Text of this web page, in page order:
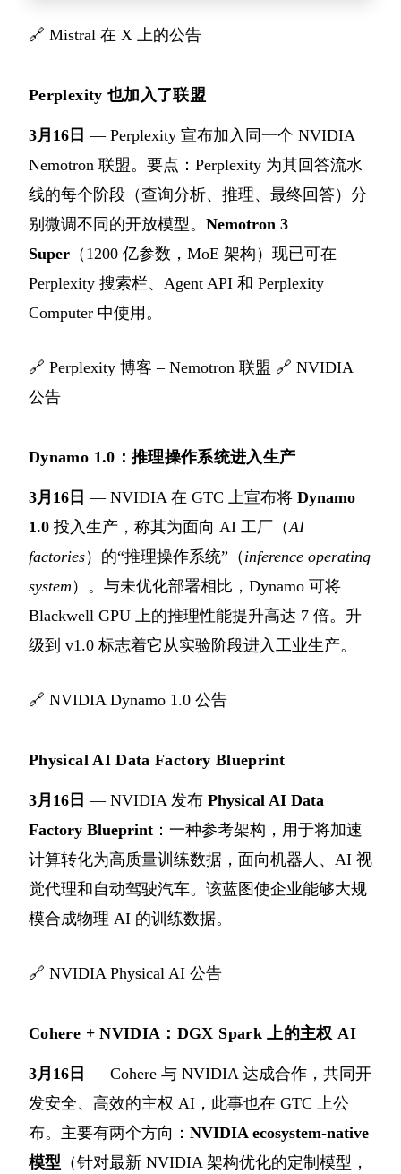
🔗 Mistral 在 X 上的公告
Perplexity 也加入了联盟
3月16日 — Perplexity 宣布加入同一个 NVIDIA
Nemotron 联盟。要点：Perplexity 为其回答流水
线的每个阶段（查询分析、推理、最终回答）分
别微调不同的开放模型。 Nemotron 3
Super （1200 亿参数，MoE 架构）现已可在
Perplexity 搜索栏、Agent API 和 Perplexity
Computer 中使用。
🔗 Perplexity 博客 – Nemotron 联盟 🔗 NVIDIA
公告
Dynamo 1.0：推理操作系统进入生产
3月16日 — NVIDIA 在 GTC 上宣布将 Dynamo
1.0 投入生产，称其为面向 AI 工厂（AI
factories）的“推理操作系统”（ inference operating
system ）。与未优化部署相比，Dynamo 可将
Blackwell GPU 上的推理性能提升高达 7 倍。升
级到 v1.0 标志着它从实验阶段进入工业生产。
🔗 NVIDIA Dynamo 1.0 公告
Physical AI Data Factory Blueprint
3月16日 — NVIDIA 发布 Physical AI Data
Factory Blueprint ：一种参考架构，用于将加速
计算转化为高质量训练数据，面向机器人、AI 视
觉代理和自动驾驶汽车。该蓝图使企业能够大规
模合成物理 AI 的训练数据。
🔗 NVIDIA Physical AI 公告
Cohere + NVIDIA：DGX Spark 上的主权 AI
3月16日 — Cohere 与 NVIDIA 达成合作，共同开
发安全、高效的主权 AI，此事也在 GTC 上公
布。主要有两个方向： NVIDIA ecosystem-native
模型 （针对最新 NVIDIA 架构优化的定制模型，